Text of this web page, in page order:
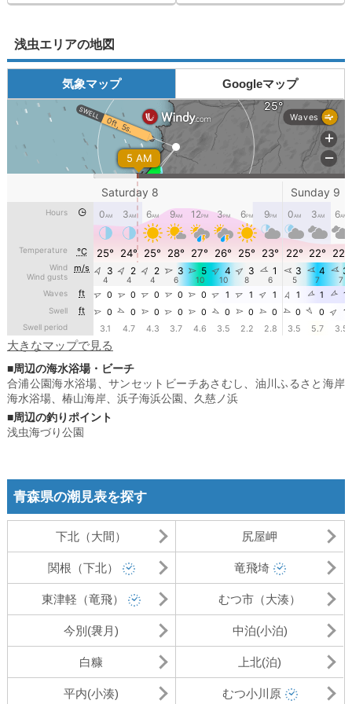
浅虫エリアの地図
気象マップ Googleマップ
大きなマップで見る
■周辺の海水浴場・ビーチ
合浦公園海水浴場 、サンセットビーチあさむし
油川ふるさと海岸
海水浴場、 椿山海岸、 浜子海浜公園
久慈ノ浜
■周辺の釣りポイント
浅虫海づり公園
青森県の潮見表を探す
下北（大間） 尻屋岬
関根（下北） 竜飛埼
東津軽（竜飛） むつ市（大湊）
今別(袰月) 中泊(小泊)
白糠 上北(泊)
平内(小湊) むつ小川原